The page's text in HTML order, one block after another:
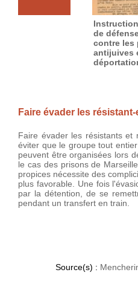
de
contre les
antijuives
Faire évader les
Faire évader les résistants
éviter que le groupe tout
peuvent être organisées lors
le cas des prisons de
propices nécessite des
plus favorable. Une fois
par la détention, de se
pendant un transfert en train.
Source(s) :